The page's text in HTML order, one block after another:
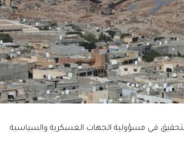
في مسؤولية الجهات العسكرية والسياسية